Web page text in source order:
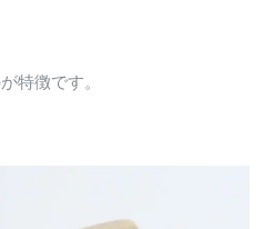
特徴です。